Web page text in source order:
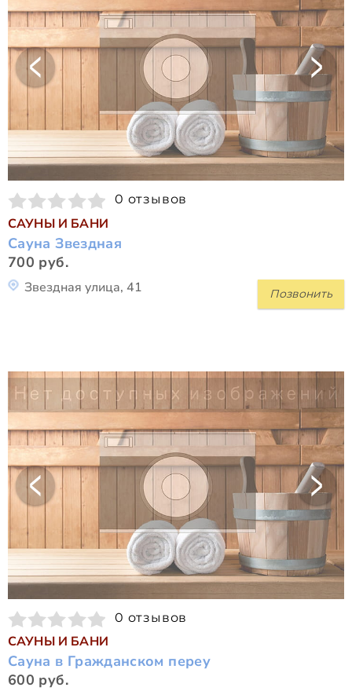
0 отзывов
САУНЫ И БАНИ
Сауна Звездная
700 руб.
Позвонить
Звездная улица, 41
0 отзывов
САУНЫ И БАНИ
Сауна в Гражданском переу
600 руб.